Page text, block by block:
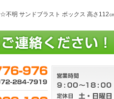
☆不明 サンドブラスト ボックス 高さ112